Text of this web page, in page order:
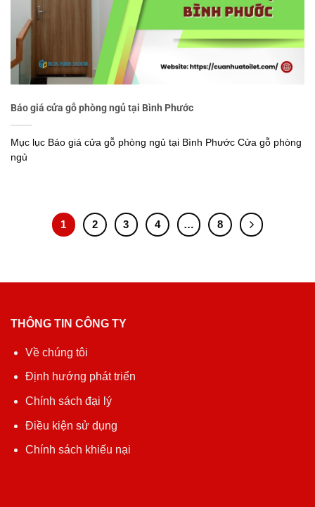
Báo giá cửa gỗ phòng ngủ tại Bình Phước
Mục lục Báo giá cửa gỗ phòng ngủ tại Bình Phước Cửa gỗ phòng
ngủ
1 2 3 4 … 8
THÔNG TIN CÔNG TY
Về chúng tôi
Định hướng phát triển
Chính sách đại lý
Điều kiện sử dụng
Chính sách khiếu nại